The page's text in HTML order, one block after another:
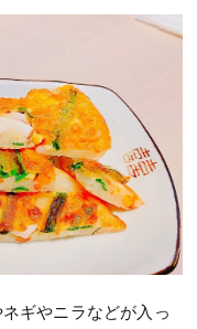
ギやニラなどが入っ